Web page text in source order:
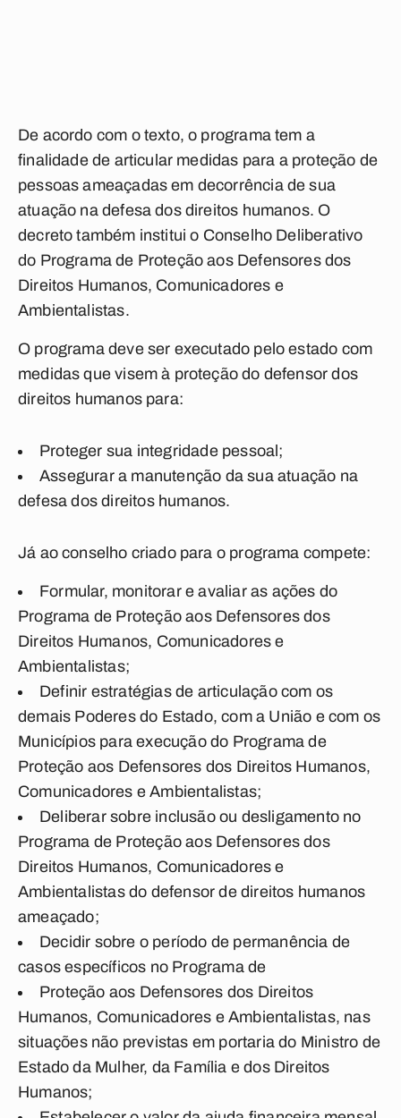
De acordo com o texto, o programa tem a
finalidade de articular medidas para a proteção de
pessoas ameaçadas em decorrência de sua
atuação na defesa dos direitos humanos. O
decreto também institui o Conselho Deliberativo
do Programa de Proteção aos Defensores dos
Direitos Humanos, Comunicadores e
Ambientalistas.
O programa deve ser executado pelo estado com
medidas que visem à proteção do defensor dos
direitos humanos para:
Proteger sua integridade pessoal;
Assegurar a manutenção da sua atuação na
defesa dos direitos humanos.
Já ao conselho criado para o programa compete:
Formular, monitorar e avaliar as ações do
Programa de Proteção aos Defensores dos
Direitos Humanos, Comunicadores e
Ambientalistas;
Definir estratégias de articulação com os
demais Poderes do Estado, com a União e com os
Municípios para execução do Programa de
Proteção aos Defensores dos Direitos Humanos,
Comunicadores e Ambientalistas;
Deliberar sobre inclusão ou desligamento no
Programa de Proteção aos Defensores dos
Direitos Humanos, Comunicadores e
Ambientalistas do defensor de direitos humanos
ameaçado;
Decidir sobre o período de permanência de
casos específicos no Programa de
Proteção aos Defensores dos Direitos
Humanos, Comunicadores e Ambientalistas, nas
situações não previstas em portaria do Ministro de
Estado da Mulher, da Família e dos Direitos
Humanos;